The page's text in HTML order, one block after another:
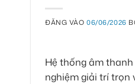
ĐĂNG VÀO06/06/2026
Hệ thống âm
nghiệm giải trí trọn